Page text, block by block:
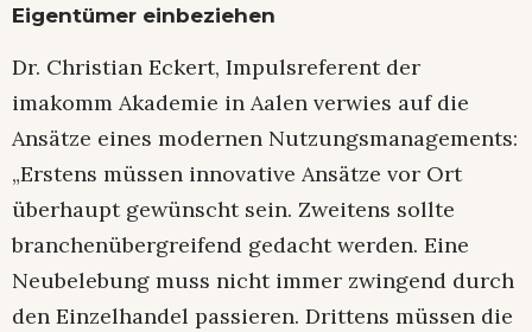
Eigentümer einbeziehen
Dr. Christian Eckert, Impulsreferent der
imakomm Akademie in Aalen verwies auf die
Ansätze eines modernen Nutzungsmanagements:
„Erstens müssen innovative Ansätze vor Ort
überhaupt gewünscht sein. Zweitens sollte
branchenübergreifend gedacht werden. Eine
Neubelebung muss nicht immer zwingend durch
den Einzelhandel passieren. Drittens müssen die